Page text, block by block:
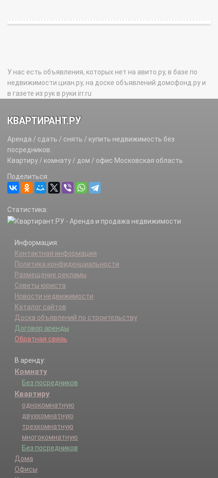
У нас есть объявления, которых нет на авито.ру, в базе по
недвижимости циан.ру, на доске объявлений домофонд.ру и
в газете из рук в руки irr.ru
КВАРТИРАНТ.РУ
Аренда / сдать / снять / купить недвижимость без
посредников.
Квартиру / комнату / дом / офис Московская область
Поделиться:
Статистика:
Информация:
Контактная информация
Политика конфиденциальности
Размещение рекламы
Советы юриста
Новости недвижимости
Каталог сайтов
Доска объявлений по строительству
Договор аренды
Обратная связь
В аренду:
Комнату
Без посредников
Квартиру
однокомнатную
двухкомнатную
трехкомнатную
многокомнатную
Без посредников
Дома
Офисы